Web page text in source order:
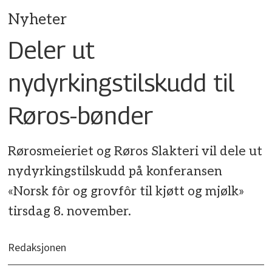
Nyheter
Deler ut
nydyrkingstilskudd til
Røros-bønder
Rørosmeieriet og Røros Slakteri vil dele ut
nydyrkingstilskudd på konferansen
«Norsk fôr og grovfôr til kjøtt og mjølk»
tirsdag 8. november.
Redaksjonen